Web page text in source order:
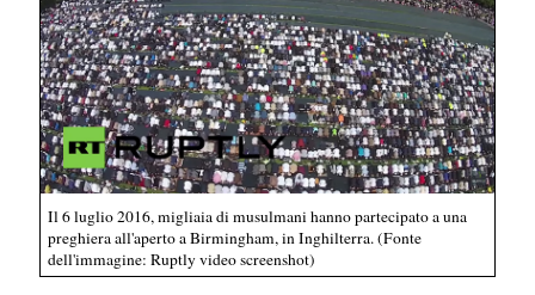
Il 6 luglio 2016, migliaia di musulmani hanno partecipato a una
preghiera all'aperto a Birmingham, in Inghilterra. (Fonte
dell'immagine: Ruptly video screenshot)